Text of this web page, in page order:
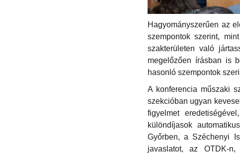
Hagyományszerűen az
szempontok szerint,
szakterületen való
megelőzően írásban is
hasonló szempontok
A konferencia műszaki
szekcióban ugyan
figyelmet
különdíjasok
Győrben, a Széchenyi
javaslatot, az OTDK-